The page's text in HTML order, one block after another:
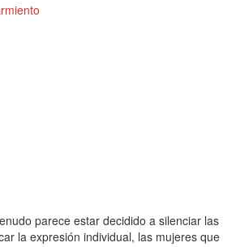
parece estar decidido a silenciar las
la expresión individual, las mujeres que